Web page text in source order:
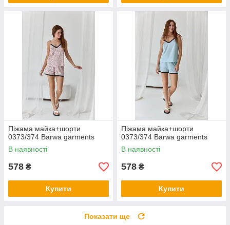
Піжама майка+шорти
0373/374 Barwa garments
В наявності
578 ₴
Купити
Піжама майка+шорти
0373/374 Barwa garments
В наявності
578 ₴
Купити
Показати ще